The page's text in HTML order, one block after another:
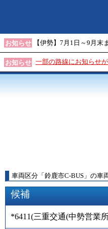
お知らせ 【伊勢】7月1日～9月
お知らせ 一部の路線にお知らせ
車両区分 「 鈴鹿市C-BUS 」 の車
候補
*6411(三重交通(中勢営業